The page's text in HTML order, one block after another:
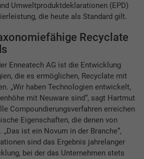
Umweltproduktdeklarationen (EPD)
die heute als Standard gilt.
Recyclate
Enneatech AG ist die Entwicklung
die es ermöglichen, Recyclate mit
„Wir haben Technologien entwickelt,
mit Neuware sind“, sagt Hartmut
Compoundierungsverfahren erreichen
Eigenschaften, die denen von
ist ein Novum in der Branche“,
sind das Ergebnis jahrelanger
bei der das Unternehmen stets